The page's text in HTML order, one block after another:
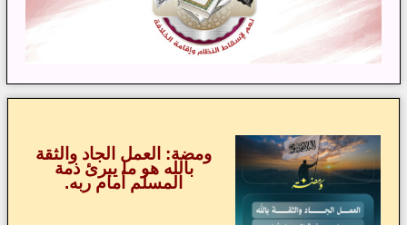
ومضة: العمل الجاد والثقة
بالله هو ما يبرئ ذمة
المسلم أمام ربه.